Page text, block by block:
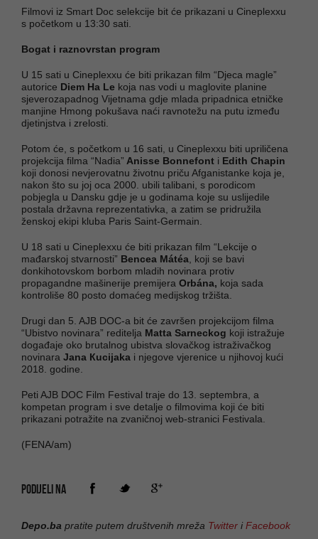
Filmovi iz Smart Doc selekcije bit će prikazani u Cineplexxu
s početkom u 13:30 sati.
Bogat i raznovrstan program
U 15 sati u Cineplexxu će biti prikazan film “Djeca magle”
autorice Diem Ha Le koja nas vodi u maglovite planine
sjeverozapadnog Vijetnama gdje mlada pripadnica etničke
manjine Hmong pokušava naći ravnotežu na putu između
djetinjstva i zrelosti.
Potom će, s početkom u 16 sati, u Cineplexxu biti upriličena
projekcija filma “Nadia” Anisse Bonnefont i Edith Chapin
koji donosi nevjerovatnu životnu priču Afganistanke koja je,
nakon što su joj oca 2000. ubili talibani, s porodicom
pobjegla u Dansku gdje je u godinama koje su uslijedile
postala državna reprezentativka, a zatim se pridružila
ženskoj ekipi kluba Paris Saint-Germain.
U 18 sati u Cineplexxu će biti prikazan film “Lekcije o
mađarskoj stvarnosti” Bencea Mátéa , koji se bavi
donkihotovskom borbom mladih novinara protiv
propagandne mašinerije premijera Orbána, koja sada
kontroliše 80 posto domaćeg medijskog tržišta.
Drugi dan 5. AJB DOC-a bit će završen projekcijom filma
“Ubistvo novinara” reditelja Matta Sarneckog koji istražuje
događaje oko brutalnog ubistva slovačkog istraživačkog
novinara Jana Кucijaka i njegove vjerenice u njihovoj kući
2018. godine.
Peti AJB DOC Film Festival traje do 13. septembra, a
kompetan program i sve detalje o filmovima koji će biti
prikazani potražite na zvaničnoj web-stranici Festivala.
(FENA/am)
PODIJELI NA
Depo.ba pratite putem društvenih mreža Twitter iFacebook